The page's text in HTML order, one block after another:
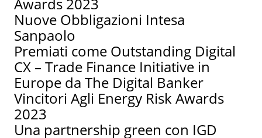
Nuove Obbligazioni Intesa
Sanpaolo
Premiati come Outstanding Digital
CX – Trade Finance Initiative in
Europe da The Digital Banker
Vincitori Agli Energy Risk Awards
2023
Una partnership green con IGD